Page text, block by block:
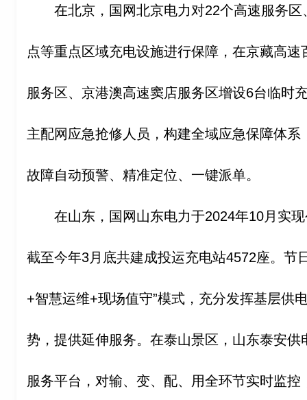
在北京，国网北京电力对22个高速服务
点等重点区域充电设施进行保障，在京藏高
服务区、京港澳高速窦店服务区增设6台临时
主配网应急抢修人员，构建全域应急保障体系
故障自动预警、精准定位、一键派单。
在山东，国网山东电力于2024年10月实
截至今年3月底共建成投运充电站4572座。节
+智慧运维+现场值守”模式，充分发挥基层供
势，提供延伸服务。在泰山景区，山东泰安供
服务平台，对输、变、配、用全环节实时监